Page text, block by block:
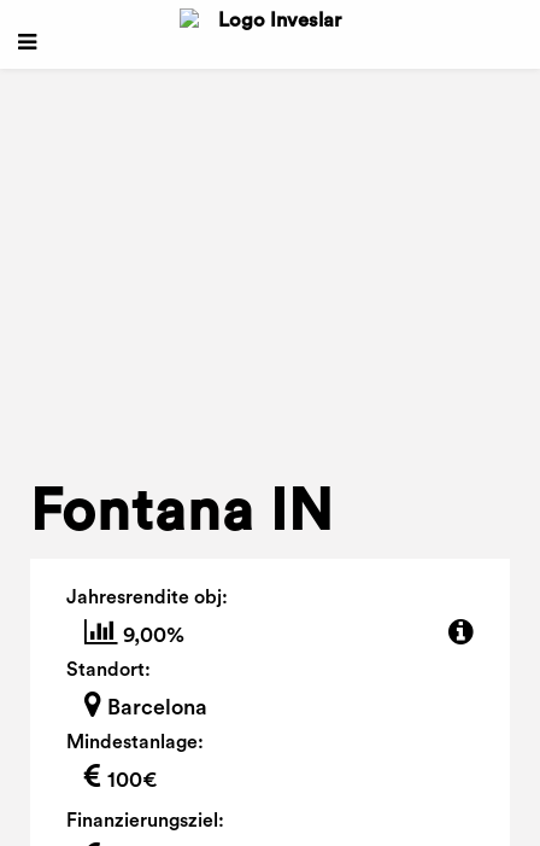
Fontana IN
Jahresrendite obj:
9,00%
Standort:
Barcelona
Mindestanlage:
100€
Finanzierungsziel: